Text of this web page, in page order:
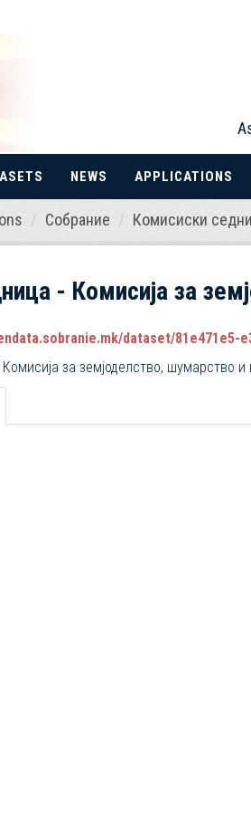
NEWS APPLICATIONS
Собрание Комисиски
- Комисија за
dataset/81e471e5-e34b-
за земјоделство, шумарство и